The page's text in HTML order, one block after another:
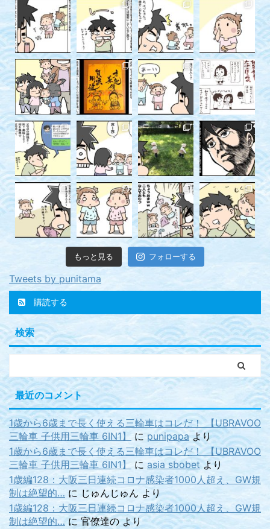
もっと見る フォローする
Tweets by punitama
購読する
検索
最近のコメント
1歳から6歳まで長く使える三輪車はコレだ！ 【UBRAVOO
三輪車 子供用三輪車 6IN1】 に punipapaより
1歳から6歳まで長く使える三輪車はコレだ！ 【UBRAVOO
三輪車 子供用三輪車 6IN1】
に asia sbobetより
1歳編128：大阪三日連続コロナ感染者1000人超え、GW規
制は絶望的… に じゅんじゅん より
1歳編128：大阪三日連続コロナ感染者1000人超え、GW規
制は絶望的… に官僚達のより